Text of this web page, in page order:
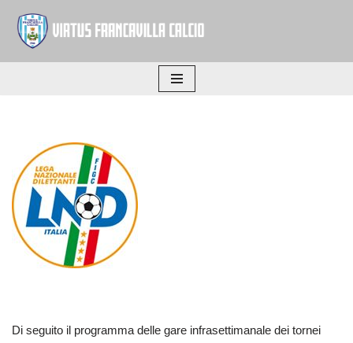
Vai
al
Di seguito il programma delle gare infrasettimanale dei tornei